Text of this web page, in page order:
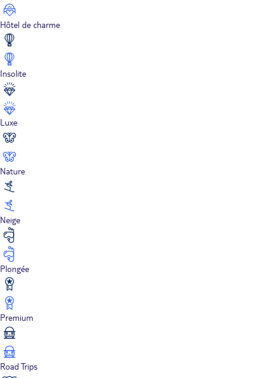
Hôtel de charme
Insolite
Luxe
Nature
Neige
Plongée
Premium
Road Trips